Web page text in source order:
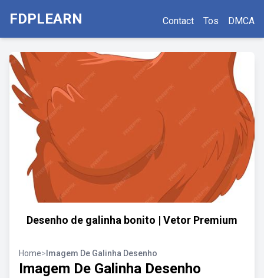
FDPLEARN Contact Tos DMCA
Desenho de galinha bonito | Vetor Premium
Home> Imagem De Galinha Desenho
Imagem De Galinha Desenho